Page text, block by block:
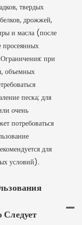
твердых
дрожжей,
и масла (после
просеянных
при
объемных
песка; для
очень
потребоваться
для
условий).